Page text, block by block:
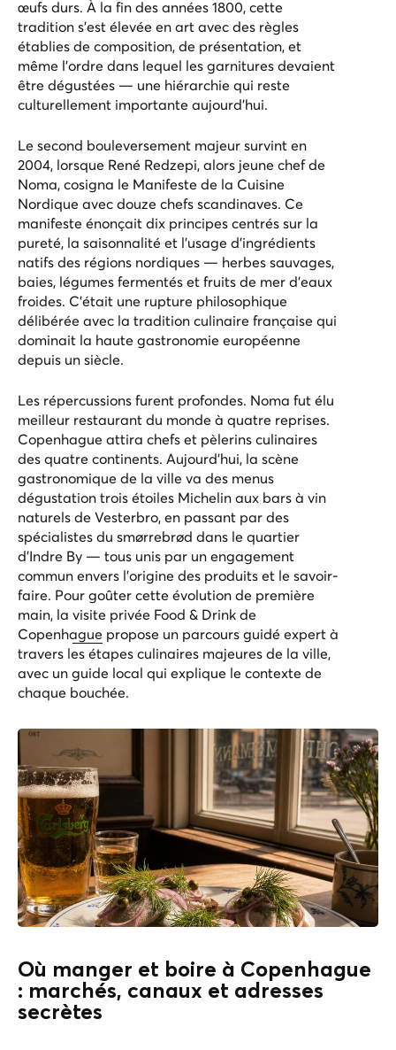
œufs durs. À la fin des années 1800, cette
tradition s’est élevée en art avec des règles
établies de composition, de présentation, et
même l’ordre dans lequel les garnitures devaient
être dégustées — une hiérarchie qui reste
culturellement importante aujourd'hui.
Le second bouleversement majeur survint en
2004, lorsque René Redzepi, alors jeune chef de
Noma, cosigna le Manifeste de la Cuisine
Nordique avec douze chefs scandinaves. Ce
manifeste énonçait dix principes centrés sur la
pureté, la saisonnalité et l’usage d’ingrédients
natifs des régions nordiques — herbes sauvages,
baies, légumes fermentés et fruits de mer d’eaux
froides. C’était une rupture philosophique
délibérée avec la tradition culinaire française qui
dominait la haute gastronomie européenne
depuis un siècle.
Les répercussions furent profondes. Noma fut élu
meilleur restaurant du monde à quatre reprises.
Copenhague attira chefs et pèlerins culinaires
des quatre continents. Aujourd’hui, la scène
gastronomique de la ville va des menus
dégustation trois étoiles Michelin aux bars à vin
naturels de Vesterbro, en passant par des
spécialistes du smørrebrød dans le quartier
d’Indre By — tous unis par un engagement
commun envers l’origine des produits et le savoir-
faire. Pour goûter cette évolution de première
main, la visite privée Food & Drink de
Copenhague propose un parcours guidé expert à
travers les étapes culinaires majeures de la ville,
avec un guide local qui explique le contexte de
chaque bouchée.
Où manger et boire à Copenhague
: marchés, canaux et adresses
secrètes